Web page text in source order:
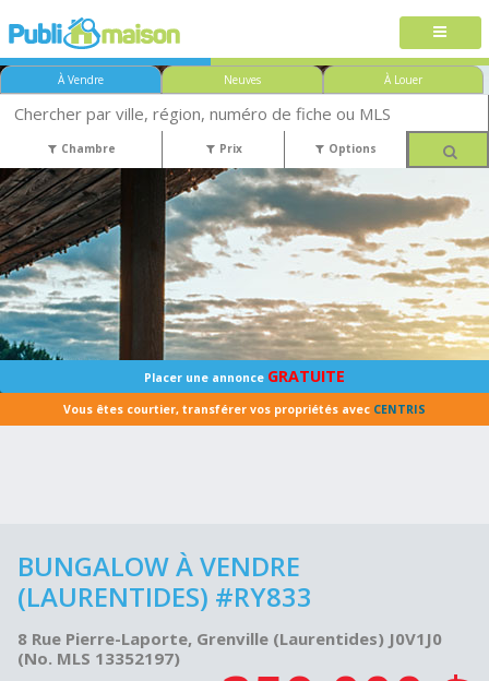
À Vendre Neuves À Louer
Chambre Prix Options
Placer une annonce GRATUITE
Vous êtes courtier, transférer vos propriétés avec CENTRIS
BUNGALOW À VENDRE
(LAURENTIDES) #RY833
8 Rue Pierre-Laporte, Grenville (Laurentides) J0V1J0
(No. MLS 13352197)